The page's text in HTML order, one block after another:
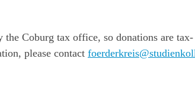
the Coburg tax office, so donations are tax-
please contact